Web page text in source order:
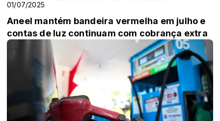
01/07/2025
Aneel mantém bandeira vermelha em julho e
contas de luz continuam com cobrança extra